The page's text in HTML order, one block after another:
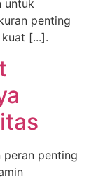
untuk
penting
[...].
peran penting